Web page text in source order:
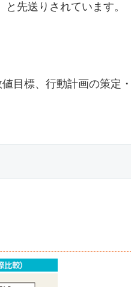
先送りされています。
目標、行動計画の策定